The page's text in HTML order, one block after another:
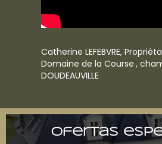
Catherine LEFEBVRE,
Domaine de la Course ,
DOUDEAUVILLE
Ofertas